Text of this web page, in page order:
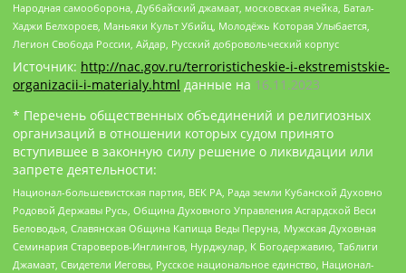
Народная самооборона, Дуббайский джамаат, московская ячейка, Батал-
Хаджи Белхороев, Маньяки Культ Убийц, Молодёжь Которая Улыбается,
Легион Свобода России, Айдар, Русский добровольческий корпус
Источник: http://nac.gov.ru/terroristicheskie-i-ekstremistskie-
organizacii-i-materialy.html данные на 16.11.2023
* Перечень общественных объединений и религиозных
организаций в отношении которых судом принято
вступившее в законную силу решение о ликвидации или
запрете деятельности:
Национал-большевистская партия, ВЕК РА, Рада земли Кубанской Духовно
Родовой Державы Русь, Община Духовного Управления Асгардской Веси
Беловодья, Славянская Община Капища Веды Перуна, Мужская Духовная
Семинария Староверов-Инглингов, Нурджулар, К Богодержавию, Таблиги
Джамаат, Свидетели Иеговы, Русское национальное единство, Национал-